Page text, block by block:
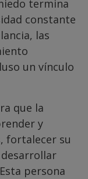
termina
constante
las
un vínculo
que la
y
fortalecer su
persona